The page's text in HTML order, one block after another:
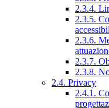
2.3.4.
2.3.5.
2.3.6.
2.3.7.
2.3.8.
2.4. Privacy
2.4.1.